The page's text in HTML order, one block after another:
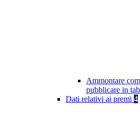
Ammontare
pubblicare in
Dati relativi ai premi 4